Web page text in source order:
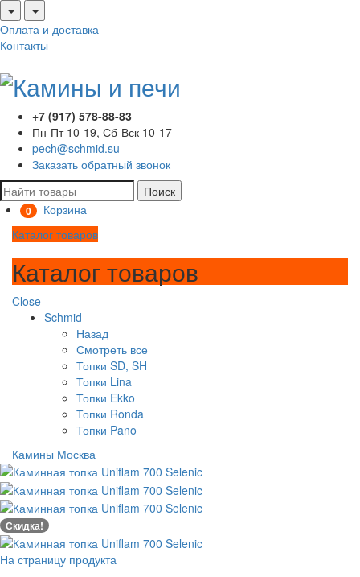
Оплата и доставка
Контакты
+7 (917) 578-88-83
Пн-Пт 10-19, Сб-Вск 10-17
pech@schmid.su
Заказать обратный звонок
Поиск
0
Корзина
Каталог товаров
Каталог товаров
Close
Schmid
Назад
Смотреть все
Топки SD, SH
Топки Lina
Топки Ekko
Топки Ronda
Топки Pano
Камины Москва
Скидка!
На страницу продукта